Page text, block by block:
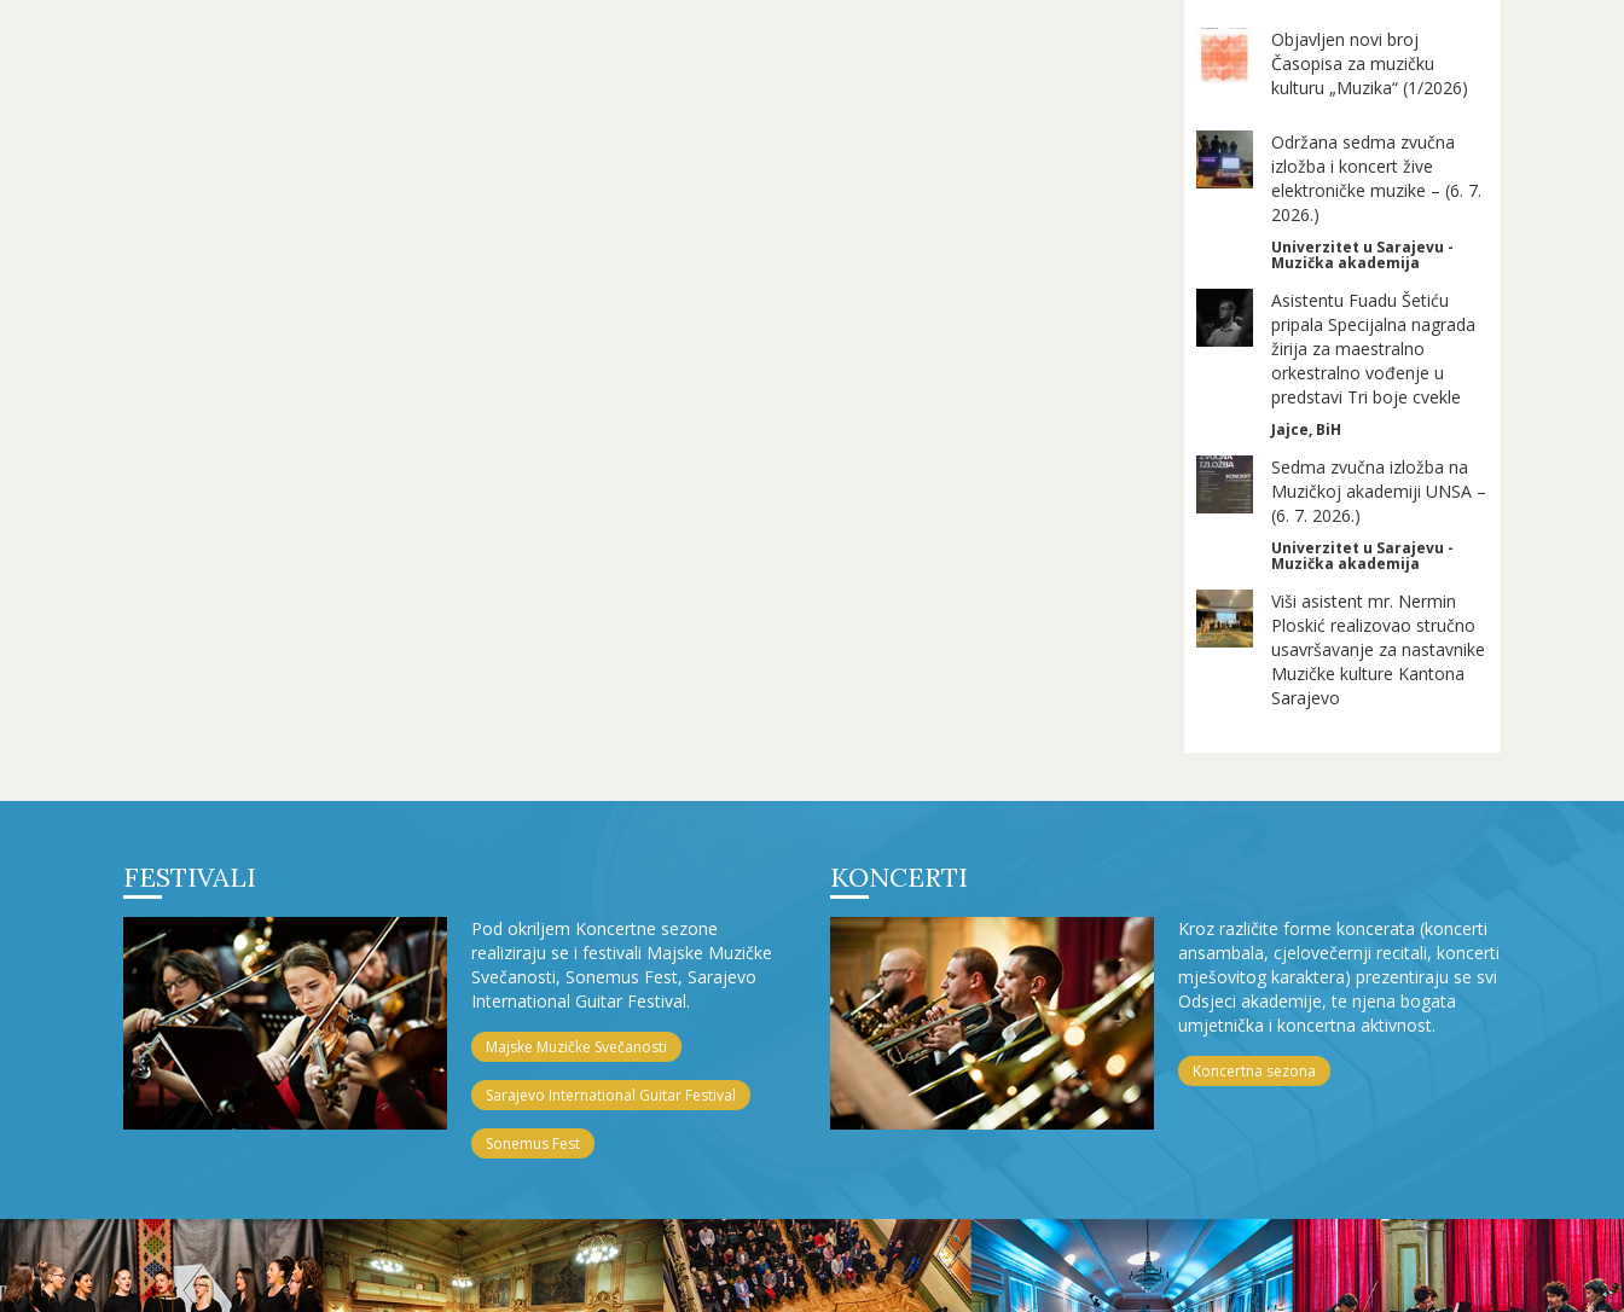
Objavljen novi broj
Časopisa za muzičku
kulturu „Muzika“ (1/2026)
Održana sedma zvučna
izložba i koncert žive
elektroničke muzike – (6. 7.
2026.)
Univerzitet u Sarajevu -
Muzička akademija
Asistentu Fuadu Šetiću
pripala Specijalna nagrada
žirija za maestralno
orkestralno vođenje u
predstavi Tri boje cvekle
Jajce, BiH
Sedma zvučna izložba na
Muzičkoj akademiji UNSA –
(6. 7. 2026.)
Univerzitet u Sarajevu -
Muzička akademija
Viši asistent mr. Nermin
Ploskić realizovao stručno
usavršavanje za nastavnike
Muzičke kulture Kantona
Sarajevo
FESTIVALI
Pod okriljem Koncertne sezone
realiziraju se i festivali Majske Muzičke
Svečanosti, Sonemus Fest, Sarajevo
International Guitar Festival.
Majske Muzičke Svečanosti
Sarajevo International Guitar Festival
Sonemus Fest
KONCERTI
Kroz različite forme koncerata (koncerti
ansambala, cjelovečernji recitali, koncerti
mješovitog karaktera) prezentiraju se svi
Odsjeci akademije, te njena bogata
umjetnička i koncertna aktivnost.
Koncertna sezona